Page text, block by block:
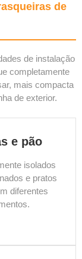
de
de instalação
completamente
mais compacta
de exterior.
e pão
isolados
e pratos
diferentes